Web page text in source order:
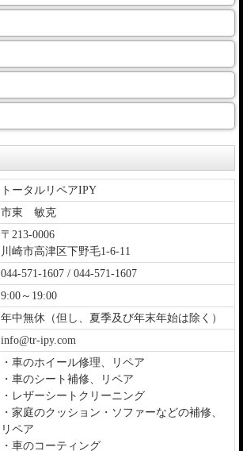
トータルリペアIPY
市東 敏克
〒213-0006
川崎市高津区下野毛1-6-11
044-571-1607 / 044-571-1607
9:00～19:00
年中無休（但し、夏季及び年末年始は除く）
info@tr-ipy.com
・車のホイール修理、リペア
・車のシート補修、リペア
・レザーシートクリーニング
・家庭のクッション・ソファーなどの補修、
リペア
・車のコーティング